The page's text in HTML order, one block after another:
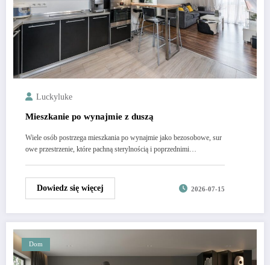
Luckyluke
Mieszkanie po wynajmie z duszą
Wiele osób postrzega mieszkania po wynajmie jako bezosobowe, sur
owe przestrzenie, które pachną sterylnością i poprzednimi…
Dowiedz się więcej 2026-07-15
Dom